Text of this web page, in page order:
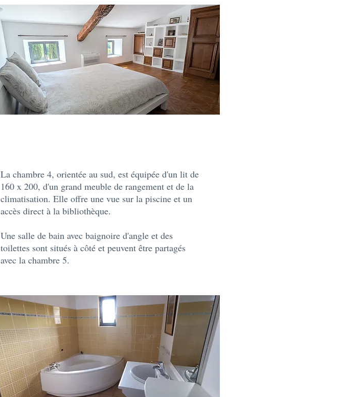
La chambre 4, orientée au sud, est équipée d'un lit de
160 x 200, d'un grand meuble de rangement et de la
climatisation. Elle offre une vue sur la piscine et un
accès direct à la bibliothèque.
Une salle de bain avec baignoire d'angle et des
toilettes sont situés à côté et peuvent être partagés
avec la chambre 5.